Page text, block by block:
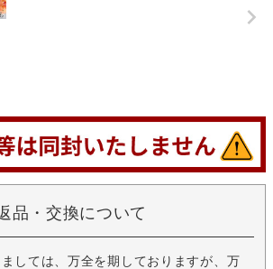
品・交換について
しては、万全を期しておりますが、万